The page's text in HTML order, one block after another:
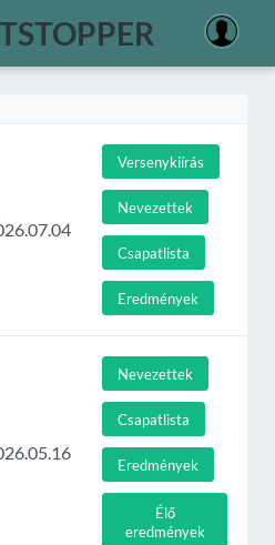
Versenykiírás
Nevezettek
Csapatlista
Eredmények
Nevezettek
Csapatlista
Eredmények
Élő
eredmények